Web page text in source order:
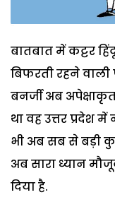
बातबात में कट्टर
बिफरती रहने
बनर्जी अब
था वह उत्तर प्रदेश
भी अब सब से बड़ी
अब सारा ध्यान
दिया है.